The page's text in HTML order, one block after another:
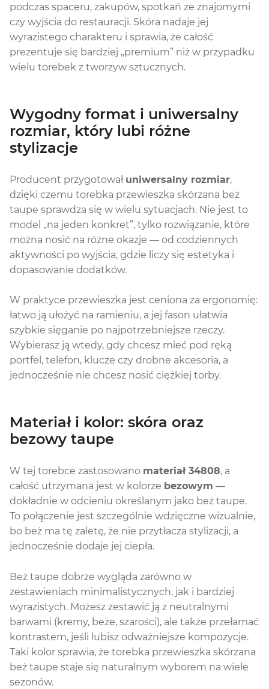
podczas spaceru, zakupów, spotkań ze znajomymi
czy wyjścia do restauracji. Skóra nadaje jej
wyrazistego charakteru i sprawia, że całość
prezentuje się bardziej „premium” niż w przypadku
wielu torebek z tworzyw sztucznych.
Wygodny format i uniwersalny
rozmiar, który lubi różne
stylizacje
Producent przygotował uniwersalny rozmiar,
dzięki czemu torebka przewieszka skórzana beż
taupe sprawdza się w wielu sytuacjach. Nie jest to
model „na jeden konkret”, tylko rozwiązanie, które
można nosić na różne okazje — od codziennych
aktywności po wyjścia, gdzie liczy się estetyka i
dopasowanie dodatków.
W praktyce przewieszka jest ceniona za ergonomię:
łatwo ją ułożyć na ramieniu, a jej fason ułatwia
szybkie sięganie po najpotrzebniejsze rzeczy.
Wybierasz ją wtedy, gdy chcesz mieć pod ręką
portfel, telefon, klucze czy drobne akcesoria, a
jednocześnie nie chcesz nosić ciężkiej torby.
Materiał i kolor: skóra oraz
bezowy taupe
W tej torebce zastosowano materiał 34808, a
całość utrzymana jest w kolorze bezowym —
dokładnie w odcieniu określanym jako beż taupe.
To połączenie jest szczególnie wdzięczne wizualnie,
bo beż ma tę zaletę, że nie przytłacza stylizacji, a
jednocześnie dodaje jej ciepła.
Beż taupe dobrze wygląda zarówno w
zestawieniach minimalistycznych, jak i bardziej
wyrazistych. Możesz zestawić ją z neutralnymi
barwami (kremy, beże, szarości), ale także przełamać
kontrastem, jeśli lubisz odważniejsze kompozycje.
Taki kolor sprawia, że torebka przewieszka skórzana
beż taupe staje się naturalnym wyborem na wiele
sezonów.